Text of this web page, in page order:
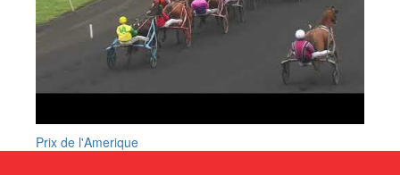
Prix de l'Amerique